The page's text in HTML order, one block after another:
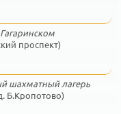
проспект)
шахматный лагерь
Б.Кропотово)